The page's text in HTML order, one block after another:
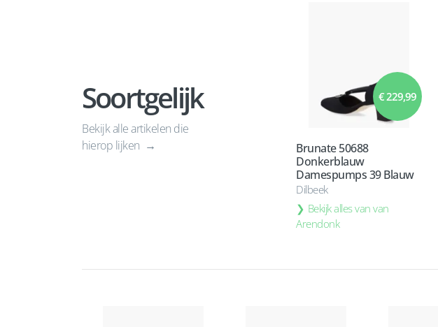
Soortgelijk
Bekijk alle artikelen die
hierop lijken
€ 229,99
Brunate 50688
Donkerblauw
Damespumps 39 Blauw
Dilbeek
Bekijk alles van van
Arendonk